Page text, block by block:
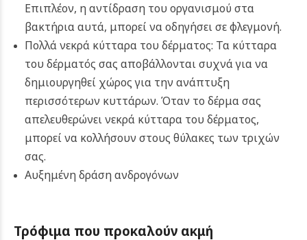
Επιπλέον, η αντίδραση του οργανισμού στα
βακτήρια αυτά, μπορεί να οδηγήσει σε φλεγμονή.
Πολλά νεκρά κύτταρα του δέρματος: Τα κύτταρα
του δέρματός σας αποβάλλονται συχνά για να
δημιουργηθεί χώρος για την ανάπτυξη
περισσότερων κυττάρων. Όταν το δέρμα σας
απελευθερώνει νεκρά κύτταρα του δέρματος,
μπορεί να κολλήσουν στους θύλακες των τριχών
σας.
Αυξημένη δράση ανδρογόνων
Τρόφιμα που προκαλούν ακμή